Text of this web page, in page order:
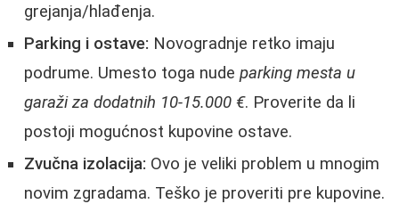
grejanja/hlađenja.
Parking i ostave: Novogradnje retko imaju
podrume. Umesto toga nude parking mesta u
garaži za dodatnih 10-15.000 €. Proverite da li
postoji mogućnost kupovine ostave.
Zvučna izolacija: Ovo je veliki problem u mnogim
novim zgradama. Teško je proveriti pre kupovine.